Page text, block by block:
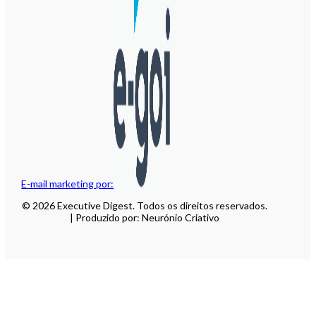
E-mail marketing por:
© 2026 Executive Digest. Todos os direitos reservados.
| Produzido por: Neurónio Criativo